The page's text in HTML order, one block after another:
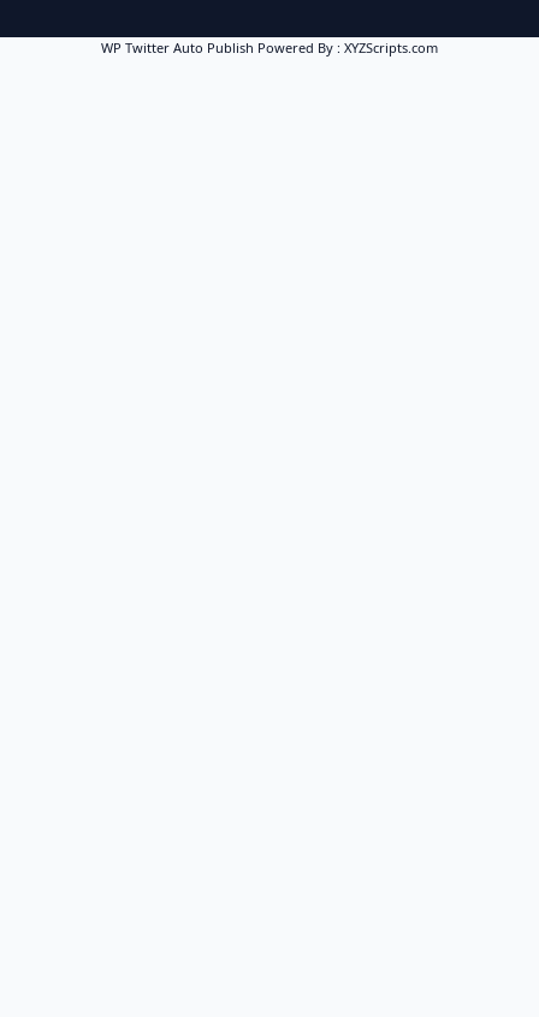
WP Twitter Auto Publish Powered By : XYZScripts.com